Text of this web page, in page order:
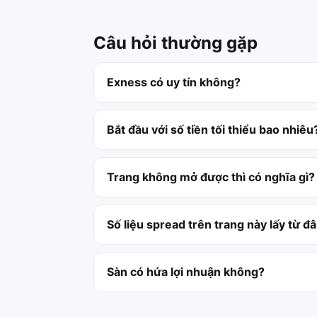
Câu hỏi thường gặp
Exness có uy tín không?
Bắt đầu với số tiền tối thiểu bao
Trang không mở được thì có nghĩa gì?
Số liệu spread trên trang này lấy từ
Sàn có hứa lợi nhuận không?